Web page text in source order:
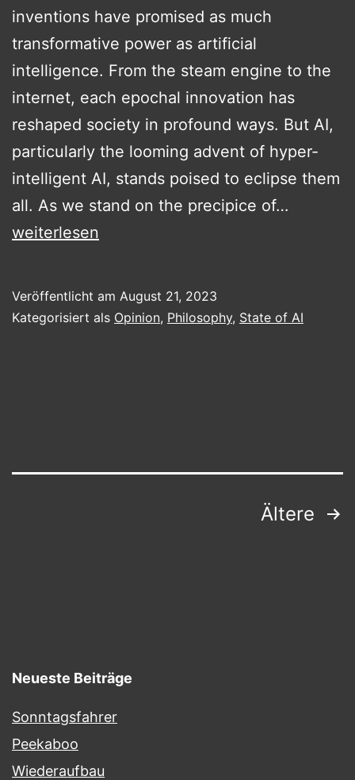
inventions have promised as much
transformative power as artificial
intelligence. From the steam engine to the
internet, each epochal innovation has
reshaped society in profound ways. But AI,
particularly the looming advent of hyper-
intelligent AI, stands poised to eclipse them
all. As we stand on the precipice of…
for
AI
weiterlesen
Veröffentlicht am August 21, 2023
Kategorisiert als Opinion, Philosophy, State of AI
Seitennummerierung
Ältere
Neueste Beiträge
Sonntagsfahrer
Peekaboo
Wiederaufbau